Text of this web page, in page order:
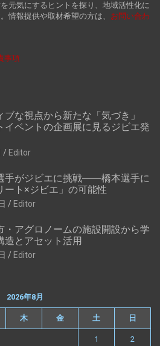
元気にするヒントを探り、地域活性化に
情報提供や取材希望の方は、 お問い合わ
事項
ブな視点から新たな「気づき」
ベントの企画展に見るジビエ発
Editor
手がジビエに挑戦――橋本選手に
ート×ジビエ」の可能性
Editor
・アグロノームの施設開設から学
造とアセット活用
Editor
2026年8月
木 金 土 日
1 2